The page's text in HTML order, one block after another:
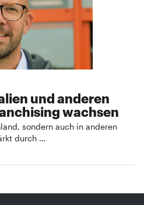
und anderen
wachsen
sondern auch in anderen
durch …